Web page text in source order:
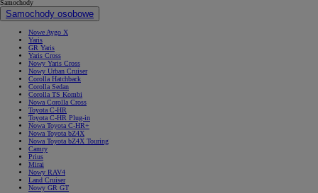
Samochody
Samochody osobowe
Nowe Aygo X
Yaris
GR Yaris
Yaris Cross
Nowy Yaris Cross
Nowy Urban Cruiser
Corolla Hatchback
Corolla Sedan
Corolla TS Kombi
Nowa Corolla Cross
Toyota C-HR
Toyota C-HR Plug-in
Nowa Toyota C-HR+
Nowa Toyota bZ4X
Nowa Toyota bZ4X Touring
Camry
Prius
Mirai
Nowy RAV4
Land Cruiser
Nowy GR GT